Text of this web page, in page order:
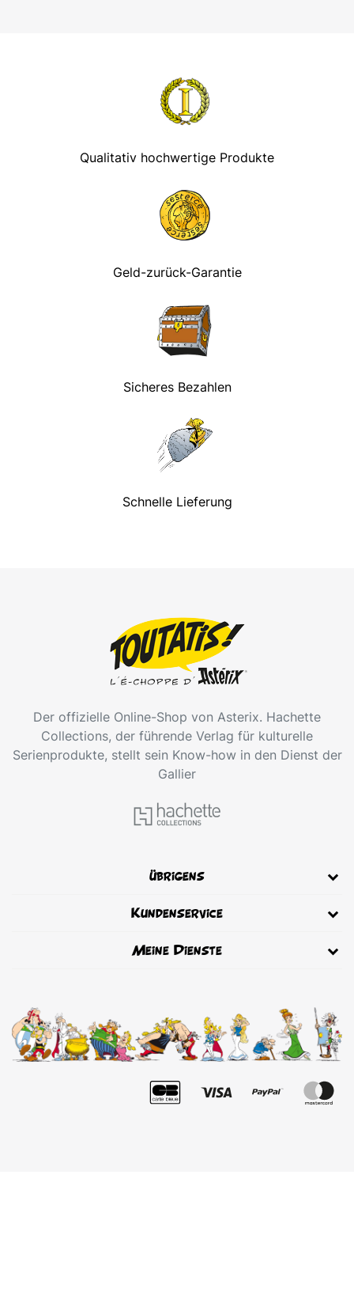
Qualitativ hochwertige Produkte
Geld-zurück-Garantie
Sicheres Bezahlen
Schnelle Lieferung
Der offizielle Online-Shop von Asterix. Hachette
Collections, der führende Verlag für kulturelle
Serienprodukte, stellt sein Know-how in den Dienst der
Gallier
übrigens
Kundenservice
Meine Dienste